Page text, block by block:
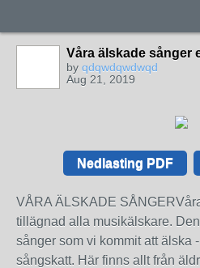
Våra älskade sånger
by qdqwdqwdwqd
Aug 21, 2019
Nedlasting PDF
VÅRA ÄLSKADE
tillägnad alla musikälskare.
sånger som vi kommit att älska
sångskatt. Här finns allt från